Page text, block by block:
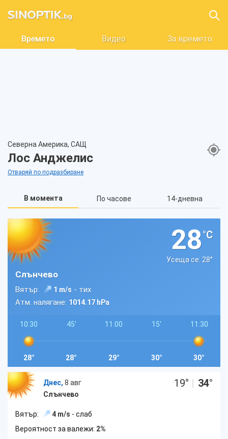
Времето Видео За времето
Северна Америка, САЩ
Лос Анджелис
Отваряй по подразбиране
В момента По часове 14-дневна
28°C
Усеща се: 28°
Слънчево
Вятър: 1 m/s - тих
Атм. налягане: 1014.17 hPa
10:30
28°
45'
28°
11:00
29°
15'
30°
11:30
30°
Днес, 8 авг
Слънчево
19° | 34°
Вятър: 4 m/s - слаб
Вероятност за валежи: 2%